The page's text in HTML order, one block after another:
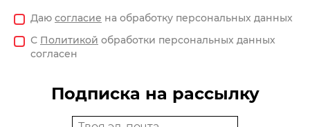
Даю согласие на обработку персональных данных
С Политикой обработки персональных данных
согласен
Подписка на рассылку